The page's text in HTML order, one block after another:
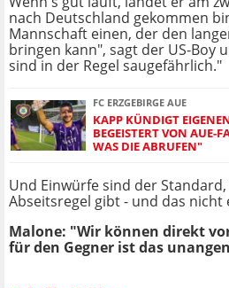
nach Deutschland gekommen
Mannschaft einen, der den
bringen kann", sagt der US-Boy
sind in der Regel saugefährlich."
FC ERZGEBIRGE AUE
KAPP KÜNDIGT
BEGEISTERT VON AUE-
WAS DIE ABRUFEN"
Und Einwürfe sind der
Abseitsregel gibt - und das nicht
Malone: "Wir können direkt
für den Gegner ist das